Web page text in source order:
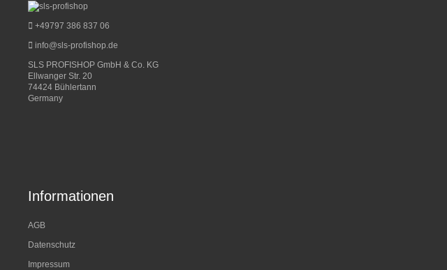
+49797 386 837 06
info@sls-profishop.de
SLS PROFISHOP GmbH & Co. KG
Ellwanger Str. 20
74424 Bühlertann
Germany
Informationen
AGB
Datenschutz
Impressum